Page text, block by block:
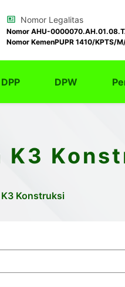
Nomor Legalitas
Nomor AHU-
Nomor KemenPUPR 1410/KPTS/
DPP DPW
K3
Konstruksi